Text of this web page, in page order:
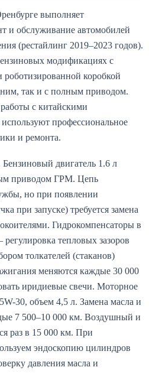
выполняет
и обслуживание автомобилей
(рестайлинг 2019–2023 годов).
модификациях с
роботизированной коробкой
так и с полным приводом.
с китайскими
профессиональное
и ремонта.
Бензиновый двигатель 1.6 л
приводом ГРМ. Цепь
но при появлении
при запуске) требуется замена
Гидрокомпенсаторы в
тепловых зазоров
толкателей (стаканов)
меняются каждые 30 000
иридиевые свечи. Моторное
30, объем 4,5 л. Замена масла и
7 500–10 000 км. Воздушный и
раз в 15 000 км. При
эндоскопию цилиндров
давления масла и